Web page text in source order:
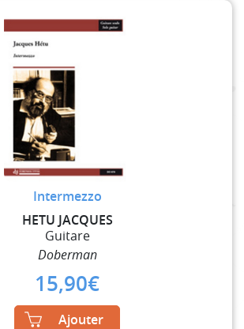
Intermezzo
HETU JACQUES
Guitare
Doberman
15,90€
Ajouter